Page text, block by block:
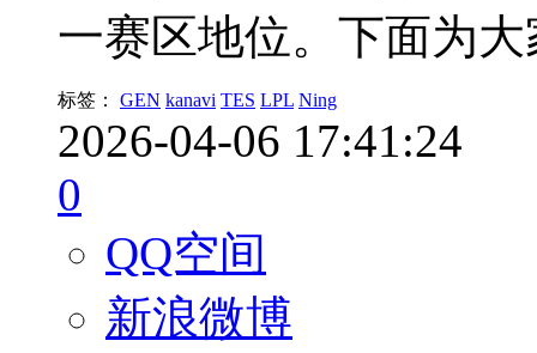
一赛区地位。下面为
标签： GEN kanavi TES LPL Ning
2026-04-06 17:41:24
0
QQ空间
新浪微博